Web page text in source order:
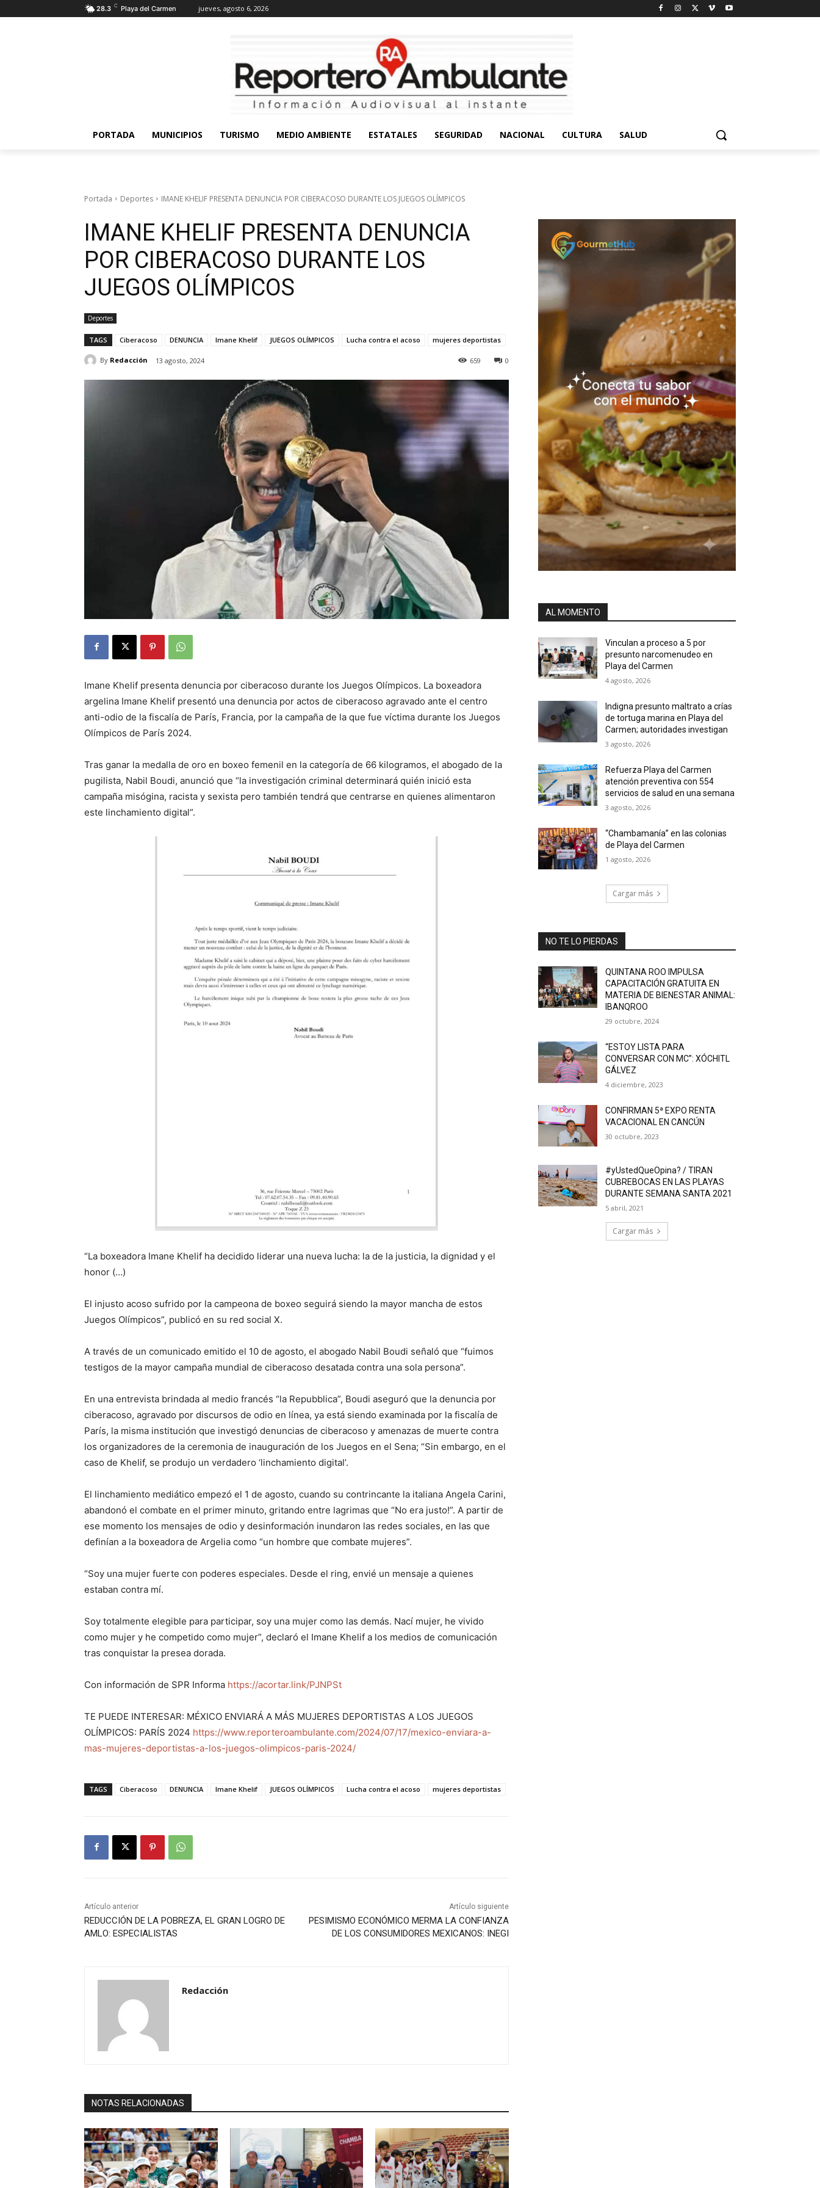
28.3 C Playa del Carmen jueves, agosto 6, 2026
PORTADA MUNICIPIOS TURISMO MEDIO AMBIENTE ESTATALES SEGURIDAD NACIONAL CULTURA SALUD
Portada Deportes IMANE KHELIF PRESENTA DENUNCIA POR CIBERACOSO DURANTE LOS JUEGOS OLÍMPICOS
IMANE KHELIF PRESENTA DENUNCIA
POR CIBERACOSO DURANTE LOS
JUEGOS OLÍMPICOS
Deportes
TAGS Ciberacoso DENUNCIA Imane Khelif JUEGOS OLÍMPICOS Lucha contra el acoso mujeres deportistas
By Redacción 13 agosto, 2024 0
659
Imane Khelif presenta denuncia por ciberacoso durante los Juegos Olímpicos. La boxeadora
argelina Imane Khelif presentó una denuncia por actos de ciberacoso agravado ante el centro
anti-odio de la fiscalía de París, Francia, por la campaña de la que fue víctima durante los Juegos
Olímpicos de París 2024.
Tras ganar la medalla de oro en boxeo femenil en la categoría de 66 kilogramos, el abogado de la
pugilista, Nabil Boudi, anunció que “la investigación criminal determinará quién inició esta
campaña misógina, racista y sexista pero también tendrá que centrarse en quienes alimentaron
este linchamiento digital”.
“La boxeadora Imane Khelif ha decidido liderar una nueva lucha: la de la justicia, la dignidad y el
honor (…)
El injusto acoso sufrido por la campeona de boxeo seguirá siendo la mayor mancha de estos
Juegos Olímpicos”, publicó en su red social X.
A través de un comunicado emitido el 10 de agosto, el abogado Nabil Boudi señaló que “fuimos
testigos de la mayor campaña mundial de ciberacoso desatada contra una sola persona”.
En una entrevista brindada al medio francés “la Repubblica”, Boudi aseguró que la denuncia por
ciberacoso, agravado por discursos de odio en línea, ya está siendo examinada por la fiscalía de
París, la misma institución que investigó denuncias de ciberacoso y amenazas de muerte contra
los organizadores de la ceremonia de inauguración de los Juegos en el Sena; “Sin embargo, en el
caso de Khelif, se produjo un verdadero ‘linchamiento digital’.
El linchamiento mediático empezó el 1 de agosto, cuando su contrincante la italiana Angela Carini,
abandonó el combate en el primer minuto, gritando entre lagrimas que “No era justo!”. A partir de
ese momento los mensajes de odio y desinformación inundaron las redes sociales, en las que
definían a la boxeadora de Argelia como “un hombre que combate mujeres”.
“Soy una mujer fuerte con poderes especiales. Desde el ring, envié un mensaje a quienes
estaban contra mí.
Soy totalmente elegible para participar, soy una mujer como las demás. Nací mujer, he vivido
como mujer y he competido como mujer”, declaró el Imane Khelif a los medios de comunicación
tras conquistar la presea dorada.
Con información de SPR Informa https://acortar.link/PJNPSt
TE PUEDE INTERESAR: MÉXICO ENVIARÁ A MÁS MUJERES DEPORTISTAS A LOS JUEGOS
OLÍMPICOS: PARÍS 2024 https://www.reporteroambulante.com/2024/07/17/mexico-enviara-a-
mas-mujeres-deportistas-a-los-juegos-olimpicos-paris-2024/
TAGS Ciberacoso DENUNCIA Imane Khelif JUEGOS OLÍMPICOS Lucha contra el acoso mujeres deportistas
Artículo anterior
REDUCCIÓN DE LA POBREZA, EL GRAN LOGRO DE
AMLO: ESPECIALISTAS
Artículo siguiente
PESIMISMO ECONÓMICO MERMA LA CONFIANZA
DE LOS CONSUMIDORES MEXICANOS: INEGI
Redacción
NOTAS RELACIONADAS
AL MOMENTO
Vinculan a proceso a 5 por
presunto narcomenudeo en
Playa del Carmen
4 agosto, 2026
Indigna presunto maltrato a crías
de tortuga marina en Playa del
Carmen; autoridades investigan
3 agosto, 2026
Refuerza Playa del Carmen
atención preventiva con 554
servicios de salud en una semana
3 agosto, 2026
“Chambamanía” en las colonias
de Playa del Carmen
1 agosto, 2026
Cargar más
NO TE LO PIERDAS
QUINTANA ROO IMPULSA
CAPACITACIÓN GRATUITA EN
MATERIA DE BIENESTAR ANIMAL:
IBANQROO
29 octubre, 2024
“ESTOY LISTA PARA
CONVERSAR CON MC”: XÓCHITL
GÁLVEZ
4 diciembre, 2023
CONFIRMAN 5ª EXPO RENTA
VACACIONAL EN CANCÚN
30 octubre, 2023
#yUstedQueOpina? / TIRAN
CUBREBOCAS EN LAS PLAYAS
DURANTE SEMANA SANTA 2021
5 abril, 2021
Cargar más